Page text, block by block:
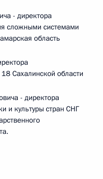
- директора
сложными системами
область
Сахалинской области
- директора
и культуры стран СНГ